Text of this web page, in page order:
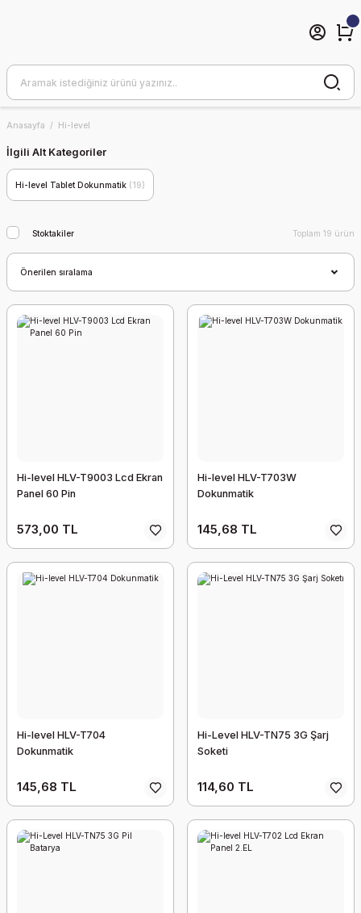
Anasayfa Hi-level
İlgili Alt Kategoriler
Hi-level Tablet Dokunmatik (19)
Stoktakiler Toplam 19 ürün
Hi-level HLV-T9003 Lcd Ekran
Panel 60 Pin
573,00 TL
Hi-level HLV-T703W
Dokunmatik
145,68 TL
Hi-level HLV-T704
Dokunmatik
145,68 TL
Hi-Level HLV-TN75 3G Şarj
Soketi
114,60 TL